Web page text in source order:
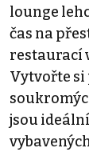
lounge
čas na
restaurací
Vytvořte si
jsou